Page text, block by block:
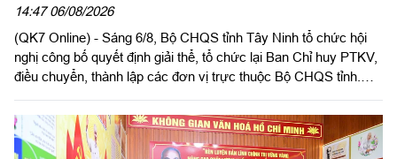
phòng thủ khu vực
14:47 06/08/2026
(QK7 Online) - Sáng 6/8, Bộ CHQS tỉnh Tây Ninh tổ chức hội
nghị công bố quyết định giải thể, tổ chức lại Ban Chỉ huy PTKV,
điều chuyển, thành lập các đơn vị trực thuộc Bộ CHQS tỉnh.
Ngọc Hải, Phó Tham mưu trưởng Quân khu dự và phát biểu
chỉ đạo.